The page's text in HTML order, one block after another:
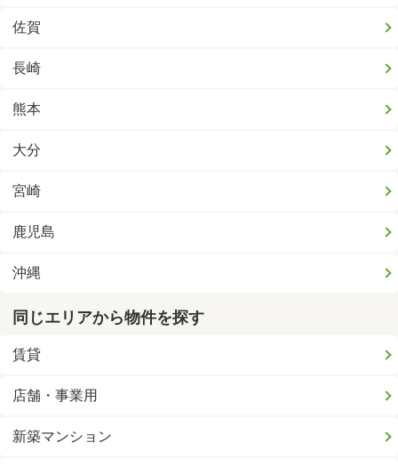
佐賀
長崎
熊本
大分
宮崎
鹿児島
沖縄
同じエリアから物件を探す
賃貸
店舗・事業用
新築マンション